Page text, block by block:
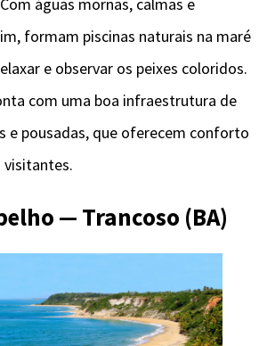
formam piscinas naturais na maré
e observar os peixes coloridos.
com uma boa infraestrutura de
e pousadas, que oferecem conforto
visitantes.
— Trancoso (BA)